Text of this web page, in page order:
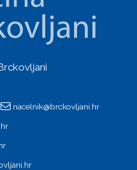
nacelnik@brckovljani.hr